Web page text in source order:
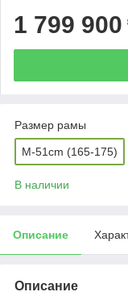
1 799 900
Размер рамы
M-51cm (165-175)
В наличии
Описание
Описание